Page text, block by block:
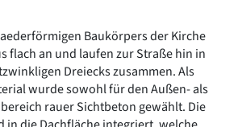
Baukörpers der Kirche
flach an und laufen zur Straße hin in
Dreiecks zusammen. Als
wurde sowohl für den Außen- als
rauer Sichtbeton gewählt. Die